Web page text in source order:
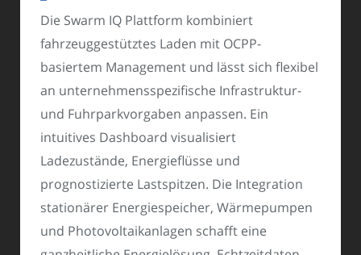
Die Swarm IQ Plattform kombiniert
fahrzeuggestütztes Laden mit OCPP-
basiertem Management und lässt sich flexibel
an unternehmensspezifische Infrastruktur-
und Fuhrparkvorgaben anpassen. Ein
intuitives Dashboard visualisiert
Ladezustände, Energieflüsse und
prognostizierte Lastspitzen. Die Integration
stationärer Energiespeicher, Wärmepumpen
und Photovoltaikanlagen schafft eine